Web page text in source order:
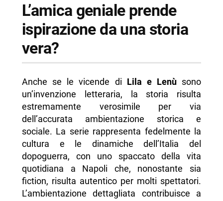
L’amica geniale prende
ispirazione da una storia
vera?
Anche se le vicende di Lila e Lenùsono
un’invenzione letteraria, la storia risulta
estremamente verosimile per via
dell’accurata ambientazione storica e
sociale. La serie rappresenta fedelmente la
cultura e le dinamiche dell’Italia del
dopoguerra, con uno spaccato della vita
quotidiana a Napoli che, nonostante sia
fiction, risulta autentico per molti spettatori.
L’ambientazione dettagliata contribuisce a